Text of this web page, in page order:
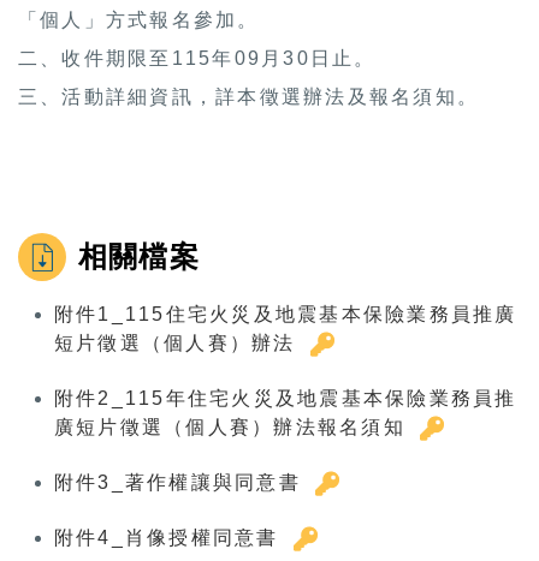
「個人」方式報名參加。
二、收件期限至115年09月30日止。
三、活動詳細資訊，詳本徵選辦法及報名須知。
相關檔案
附件1_115住宅火災及地震基本保險業務員推廣
短片徵選（個人賽）辦法
附件2_115年住宅火災及地震基本保險業務員推
廣短片徵選（個人賽）辦法報名須知
附件3_著作權讓與同意書
附件4_肖像授權同意書